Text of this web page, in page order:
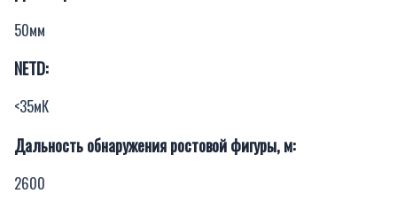
50мм
NETD:
<35мК
Дальность обнаружения ростовой фигуры, м:
2600